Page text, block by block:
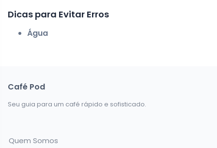
Dicas para Evitar Erros
Água
Café Pod
Seu guia para um café rápido e sofisticado.
Quem Somos